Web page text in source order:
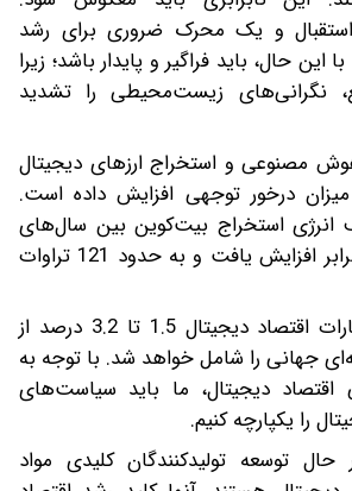
و یک محرک ضروری برای رشد
حال، باید فراگیر و پایدار باشد؛ زیرا
نگرانی‌های زیست‌محیطی را تشدید
مصنوعی و استخراج ارزهای دیجیتال
درخور توجهی افزایش داده است.
انرژی استخراج بیت‌کوین بین سال‌های
2015 تا 2023، 34 برابر افزایش یافت و به حدود 121 تراوات
در سال 2020، انتشارات اقتصاد دیجیتال 1.5 تا 3.2 درصد از
جهانی را شامل خواهد شد. با توجه به
دیجیتال، ما باید سیاست‌های
را یکپارچه کنیم.
حال توسعه تولیدکنندگان کلیدی مواد